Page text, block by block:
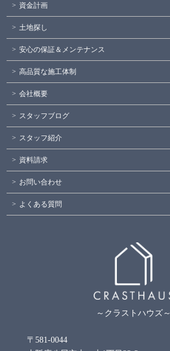
資金計画
土地探し
安心の保証＆メンテナンス
高品質な施工体制
会社概要
スタッフブログ
スタッフ紹介
資料請求
お問い合わせ
よくある質問
～クラストハウズ～
〒581-0044